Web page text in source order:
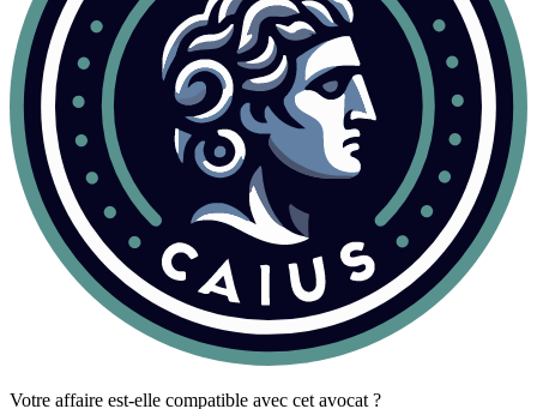
Votre affaire est-elle compatible avec cet avocat ?